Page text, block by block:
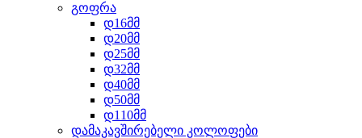
გოფრა
დ16მმ
დ20მმ
დ25მმ
დ32მმ
დ40მმ
დ50მმ
დ110მმ
დამაკავშირებელი კოლოფები